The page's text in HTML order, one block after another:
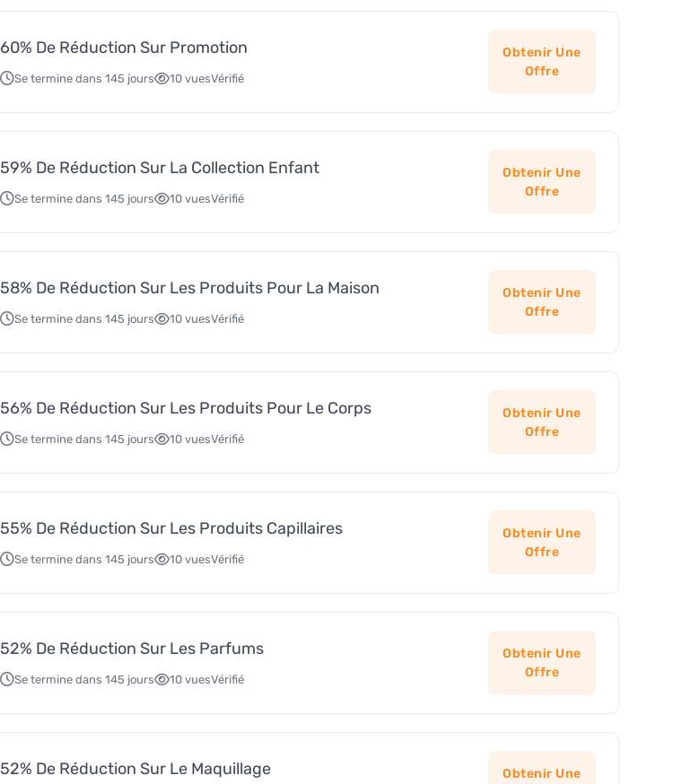
60% De Réduction Sur Promotion
Se termine dans 145 jours 10 vuesVérifié
Obtenir Une
Offre
59% De Réduction Sur La Collection Enfant
Se termine dans 145 jours 10 vuesVérifié
Obtenir Une
Offre
58% De Réduction Sur Les Produits Pour La Maison
Se termine dans 145 jours 10 vuesVérifié
Obtenir Une
Offre
56% De Réduction Sur Les Produits Pour Le Corps
Se termine dans 145 jours 10 vuesVérifié
Obtenir Une
Offre
55% De Réduction Sur Les Produits Capillaires
Se termine dans 145 jours 10 vuesVérifié
Obtenir Une
Offre
52% De Réduction Sur Les Parfums
Se termine dans 145 jours 10 vuesVérifié
Obtenir Une
Offre
52% De Réduction Sur Le Maquillage
Obtenir Une